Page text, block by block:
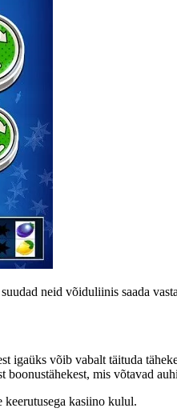
neid võiduliinis saada
võib vabalt täituda
mis võtavad
kasiino kulul.